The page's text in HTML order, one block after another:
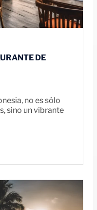
DE
no es sólo
sino un vibrante